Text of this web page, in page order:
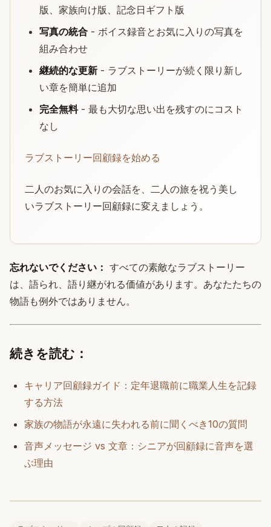
版、家族向け版、記念日ギフト版
写真の統合 - ボイス録音とお気に入りの写真を
組み合わせ
継続的な更新 - ラブストーリーが続く限り新し
い章を簡単に追加
完全無料- 最も大切な思い出を残すのにコスト
なし
ラブストーリー回顧録を始める
二人のお気に入りの会話を、二人の旅を祝う美し
いラブストーリー回顧録に変えましょう。
忘れないでください： すべての素敵なラブストーリー
は、語られ、語り継がれる価値があります。あなたたちの
物語も例外ではありません。
続きを読む：
キャリア回顧録ガイド：定年退職前に職業人生を記録
する方法
家族の物語が永遠に失われる前に聞くべき10の質問
音声メッセージ vs 文章：シニアが回顧録に音声を選
ぶ理由